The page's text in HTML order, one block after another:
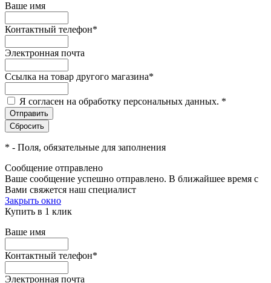
Ваше имя
Контактный телефон*
Электронная почта
Ссылка на товар другого магазина*
Я согласен на обработку персональных данных. *
* - Поля, обязательные для заполнения
Сообщение отправлено
Ваше сообщение успешно отправлено. В ближайшее время с
Вами свяжется наш специалист
Закрыть окно
Купить в 1 клик
Ваше имя
Контактный телефон*
Электронная почта